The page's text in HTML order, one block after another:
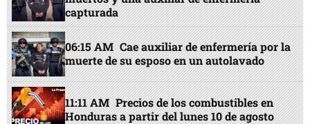
capturada
06:15 AM Cae auxiliar de enfermería por la
muerte de su esposo en un autolavado
11:11 AM Precios de los combustibles en
Honduras a partir del lunes 10 de agosto